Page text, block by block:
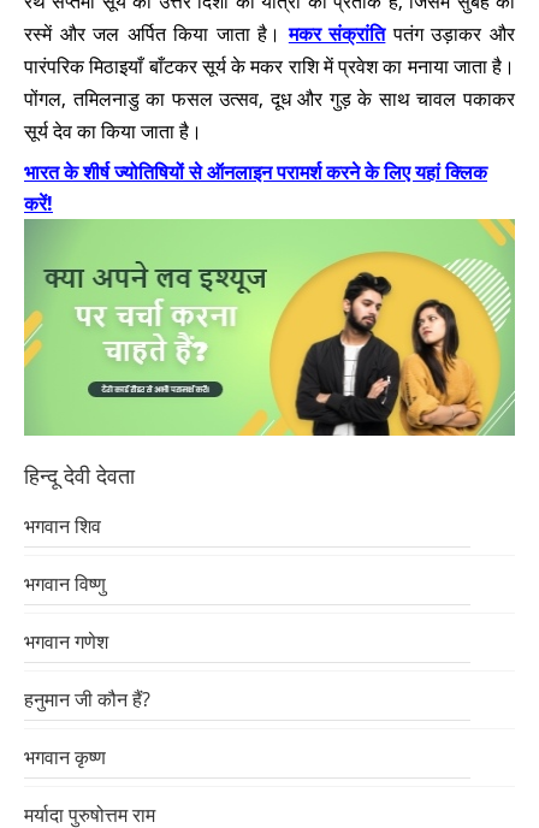
रस्में और जल अर्पित किया जाता है।मकर संक्रांति पतंग उड़ाकर और
पारंपरिक मिठाइयाँ बाँटकर सूर्य के मकर राशि में प्रवेश का मनाया जाता है।
पोंगल, तमिलनाडु का फसल उत्सव, दूध और गुड़ के साथ चावल पकाकर
सूर्य देव का किया जाता है।
भारत के शीर्ष ज्योतिषियों से ऑनलाइन परामर्श करने के लिए यहां क्लिक
करें!
हिन्दू देवी देवता
भगवान शिव
भगवान विष्णु
भगवान गणेश
हनुमान जी कौन हैं?
भगवान कृष्ण
मर्यादा पुरुषोत्तम राम